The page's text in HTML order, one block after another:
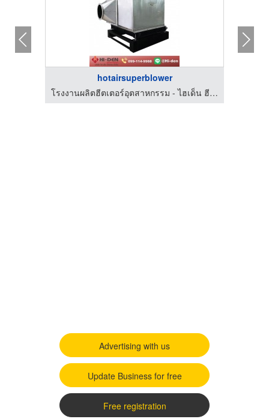
hotairsuperblower
โรงงานผลิตฮีตเตอร์อุตสาหกรรม - ไฮเด็น ฮีตเทค
Advertising with us
Update Business for free
Free registration